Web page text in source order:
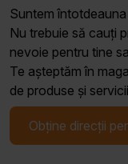
Suntem
Nu trebuie să cauți
nevoie pentru tine
Te așteptăm în
de produse și
Obține direcții